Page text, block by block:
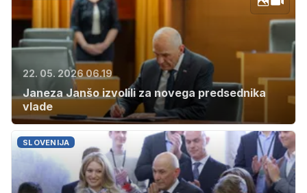
22. 05. 2026 06.19
Janeza Janšo izvolili za novega predsednika
vlade
SLOVENIJA